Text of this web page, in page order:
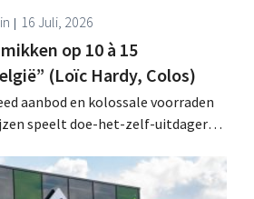
16 Juli, 2026
op 10 à 15
(Loïc Hardy, Colos)
aanbod en kolossale voorraden
speelt doe-het-zelf-uitdager
problemen op voor onze
Loïc Hardy.